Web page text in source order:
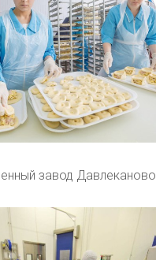
завод Давлеканово